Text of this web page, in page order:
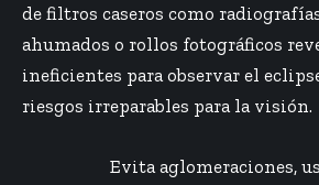
de filtros caseros como
ahumados o rollos fotográficos
ineficientes para observar el
riesgos irreparables para la visión.
Evita aglomeraciones,